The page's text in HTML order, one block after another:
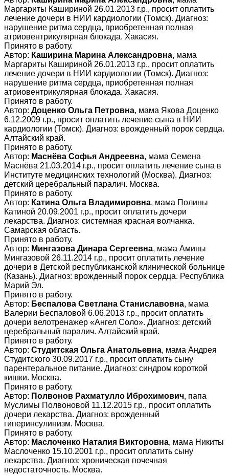
Маргариты Кашириной 26.01.2013 г.р., просит оплатить
лечение дочери в НИИ кардиологии (Томск). Диагноз:
нарушение ритма сердца, приобретенная полная
атриовентрикулярная блокада. Хакасия.
Принято в работу.
Автор: Каширина Марина Александровна, мама
Маргариты Кашириной 26.01.2013 г.р., просит оплатить
лечение дочери в НИИ кардиологии (Томск). Диагноз:
нарушение ритма сердца, приобретенная полная
атриовентрикулярная блокада. Хакасия.
Принято в работу.
Автор: Доценко Ольга Петровна, мама Якова Доценко
6.12.2009 г.р., просит оплатить лечение сына в НИИ
кардиологии (Томск). Диагноз: врожденный порок сердца.
Алтайский край.
Принято в работу.
Автор: Маснёва Софья Андреевна, мама Семена
Маснёва 21.03.2014 г.р., просит оплатить лечение сына в
Институте медицинских технологий (Москва). Диагноз:
детский церебральный паралич. Москва.
Принято в работу.
Автор: Катина Ольга Владимировна, мама Полины
Катиной 20.09.2001 г.р., просит оплатить дочери
лекарства. Диагноз: системная красная волчанка.
Самарская область.
Принято в работу.
Автор: Мингазова Динара Сергеевна, мама Амины
Мингазовой 26.11.2014 г.р., просит оплатить лечение
дочери в Детской республиканской клинической больнице
(Казань). Диагноз: врожденный порок сердца. Республика
Марий Эл.
Принято в работу.
Автор: Беспалова Светлана Станиславовна, мама
Валерии Беспаловой 6.06.2013 г.р., просит оплатить
дочери велотренажер «Ангел Соло». Диагноз: детский
церебральный паралич. Алтайский край.
Принято в работу.
Автор: Студитская Ольга Анатольевна, мама Андрея
Студитского 30.09.2017 г.р., просит оплатить сыну
парентеральное питание. Диагноз: синдром короткой
кишки. Москва.
Принято в работу.
Автор: Полвонов Рахматулло Иброхимович, папа
Муслимы Полвоновой 11.12.2015 г.р., просит оплатить
дочери лекарства. Диагноз: врожденный
гиперинсулинизм. Москва.
Принято в работу.
Автор: Маслоченко Наталия Викторовна, мама Никиты
Маслоченко 15.10.2001 г.р., просит оплатить сыну
лекарства. Диагноз: хроническая почечная
недостаточность. Москва.